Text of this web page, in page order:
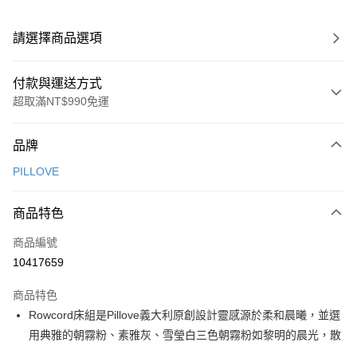
請選擇商品選項
付款與運送方式
超取滿NT$990免運
信用卡一次付款
3 期 0 利率 每期
合作金庫商業銀行
上海商業儲蓄銀行
臺灣中小企業銀行
匯豐（台灣）商業銀行
華泰商業銀行
聯邦商業銀行
遠東國際商業銀行
超商取貨付款
LINE Pay
Apple Pay
街口支付
品牌
PILLOVE
商品特色
商品編號
10417659
商品特色
Rowcord床組是Pillove義大利原創設計靈感源於柔和晨曦，並選
用典雅的朝霧粉、素雅灰、雪瑩白三色朝霧粉如黎明的晨光，散